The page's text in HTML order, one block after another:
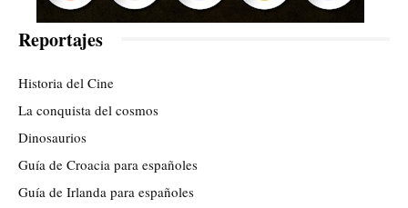
Reportajes
Historia del Cine
La conquista del cosmos
Dinosaurios
Guía de Croacia para españoles
Guía de Irlanda para españoles